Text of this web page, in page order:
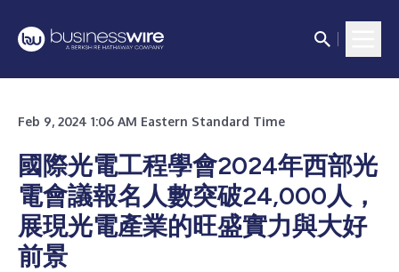
Feb 9, 2024 1:06 AM Eastern Standard Time
國際光電工程學會2024年西部光
電會議報名人數突破24,000人，
展現光電產業的旺盛實力與大好
前景